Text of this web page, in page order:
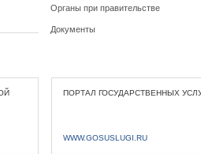
Органы при правительстве
Документы
ПОРТАЛ ГОСУДАРСТВЕННЫХ
WWW.GOSUSLUGI.RU